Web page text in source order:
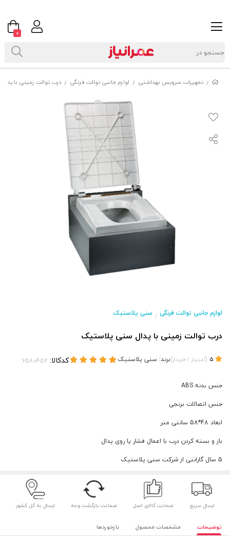
/ تجهیزات سرویس بهداشتی / لوازم جانبی توالت فرنگی / درب توالت زمینی با
لوازم جانبی توالت فرنگی / سنی پلاستیک
درب توالت زمینی با پدال سنی پلاستیک
(امتیاز 1خریدار)برند: سنی پلاستیک کدکالا:
جنس بدنه ABS
جنس اتصالات برنجی
ابعاد 48*58 سانتی متر
باز و بسته کردن درب با اعمال فشار پا روی پدال
5 سال گارانتی از شرکت سنی پلاستیک
ارسال سریع ضمانت کالای اصل ضمانت بازگشت وجه ارسال به کل کشور
توضیحات مشخصات محصول بازخوردها
0